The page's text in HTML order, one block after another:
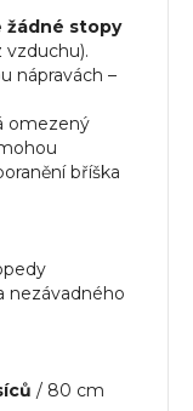
žádné stopy
vzduchu).
nápravách –
omezený
bříška
nezávadného
/ 80 cm